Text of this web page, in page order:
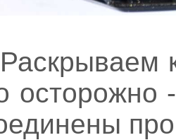
Раскрываем
осторожно